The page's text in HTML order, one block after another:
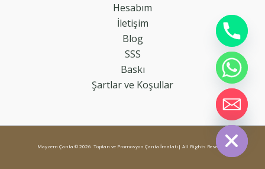
Hesabım
İletişim
Blog
SSS
Baskı
Şartlar ve Koşullar
Mayzem Çanta © 2026 Toptan ve Promosyon Çanta İmalatı| All Rights Reserved
Hide
chaty